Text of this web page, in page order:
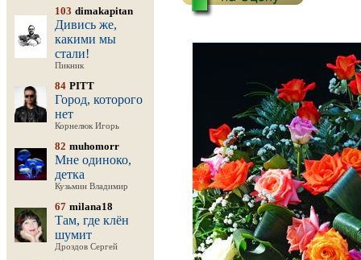
103 dimakapitan
Дивись же,
какими мы
стали!
Пикник
84 PITT
Город, которого
нет
Корнелюк Игорь
82 muhomorr
Мне одиноко,
детка
Кузьмин Владимир
67 milana18
Там, где клён
шумит
Дроздов Сергей